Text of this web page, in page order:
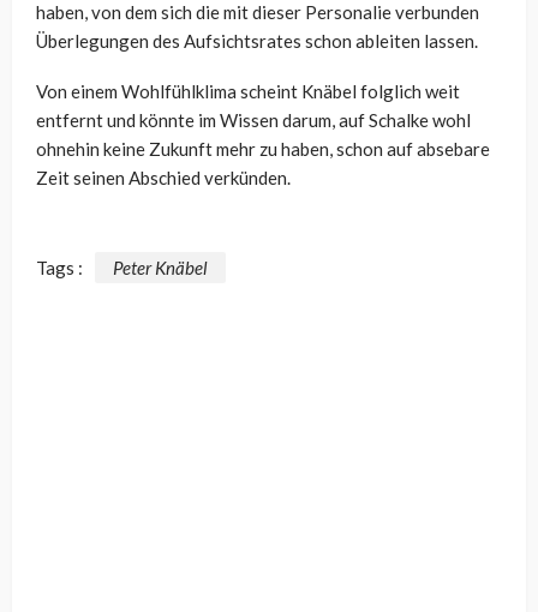
haben, von dem sich die mit dieser Personalie verbunden
Überlegungen des Aufsichtsrates schon ableiten lassen.
Von einem Wohlfühlklima scheint Knäbel folglich weit
entfernt und könnte im Wissen darum, auf Schalke wohl
ohnehin keine Zukunft mehr zu haben, schon auf absebare
Zeit seinen Abschied verkünden.
Tags : Peter Knäbel